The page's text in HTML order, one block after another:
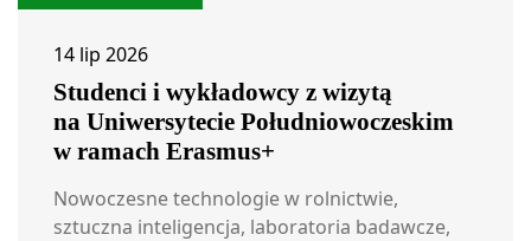
14 lip 2026
Studenci i wykładowcy z wizytą
na Uniwersytecie Południowoczeskim
w ramach Erasmus+
Nowoczesne technologie w rolnictwie,
sztuczna inteligencja, laboratoria badawcze,